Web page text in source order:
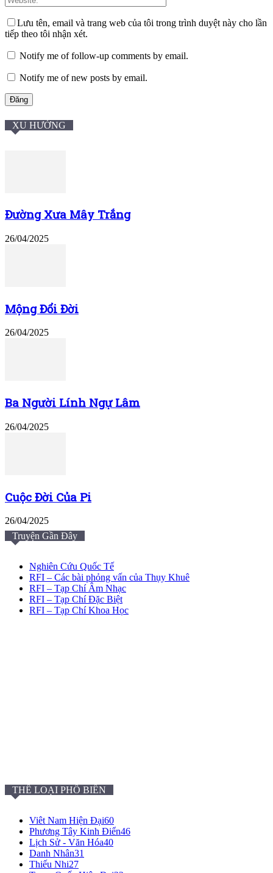
Lưu tên, email và trang web của tôi trong trình duyệt này cho lần
tiếp theo tôi nhận xét.
Notify me of follow-up comments by email.
Notify me of new posts by email.
XU HƯỚNG
Đường Xưa Mây Trắng
26/04/2025
Mộng Đổi Đời
26/04/2025
Ba Người Lính Ngự Lâm
26/04/2025
Cuộc Đời Của Pi
26/04/2025
Truyện Gần Đây
Nghiên Cứu Quốc Tế
RFI – Các bài phỏng vấn của Thụy Khuê
RFI – Tạp Chí Âm Nhạc
RFI – Tạp Chí Đặc Biệt
RFI – Tạp Chí Khoa Học
THỂ LOẠI PHỔ BIẾN
Viêt Nam Hiện Đại60
Phương Tây Kinh Điển46
Lịch Sử - Văn Hóa40
Danh Nhân31
Thiếu Nhi27